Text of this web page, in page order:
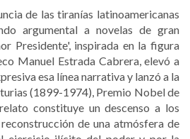
de las tiranías latinoamericanas
argumental a novelas de gran
Presidente', inspirada en la figura
Manuel Estrada Cabrera, elevó a
esa línea narrativa y lanzó a la
(1899-1974), Premio Nobel de
constituye un descenso a los
de una atmósfera de